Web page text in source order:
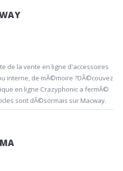
de la vente en ligne d'accessoires
interne, de mÃ©moire ?DÃ©couvez
en ligne Crazyphonic a fermÃ©
sont dÃ©sormais sur Macway.